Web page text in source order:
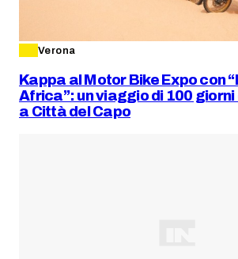
Verona
Kappa al Motor Bike Expo con
Africa”: un viaggio di 100
a Città del Capo